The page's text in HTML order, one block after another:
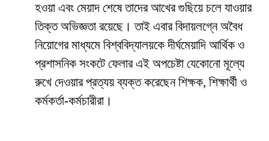
হওয়া এবং মেয়াদ শেষে তাদের আখের গুছিয়ে চলে যাওয়ার
তিক্ত অভিজ্ঞতা রয়েছে। তাই এবার বিদায়লগ্নে অবৈধ
নিয়োগের মাধ্যমে বিশ্ববিদ্যালয়কে দীর্ঘমেয়াদি আর্থিক ও
প্রশাসনিক সংকটে ফেলার এই অপচেষ্টা যেকোনো মূল্যে
রুখে দেওয়ার প্রত্যয় ব্যক্ত করেছেন শিক্ষক, শিক্ষার্থী ও
কর্মকর্তা-কর্মচারীরা।